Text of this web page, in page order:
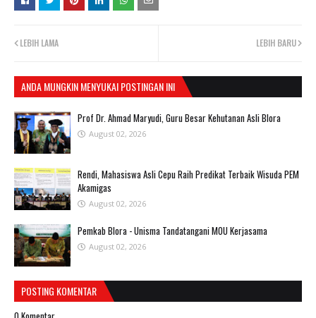
LEBIH BARU
LEBIH LAMA
ANDA MUNGKIN MENYUKAI POSTINGAN INI
Prof Dr. Ahmad Maryudi, Guru Besar Kehutanan Asli Blora
August 02, 2026
Rendi, Mahasiswa Asli Cepu Raih Predikat Terbaik Wisuda PEM
Akamigas
August 02, 2026
Pemkab Blora - Unisma Tandatangani MOU Kerjasama
August 02, 2026
POSTING KOMENTAR